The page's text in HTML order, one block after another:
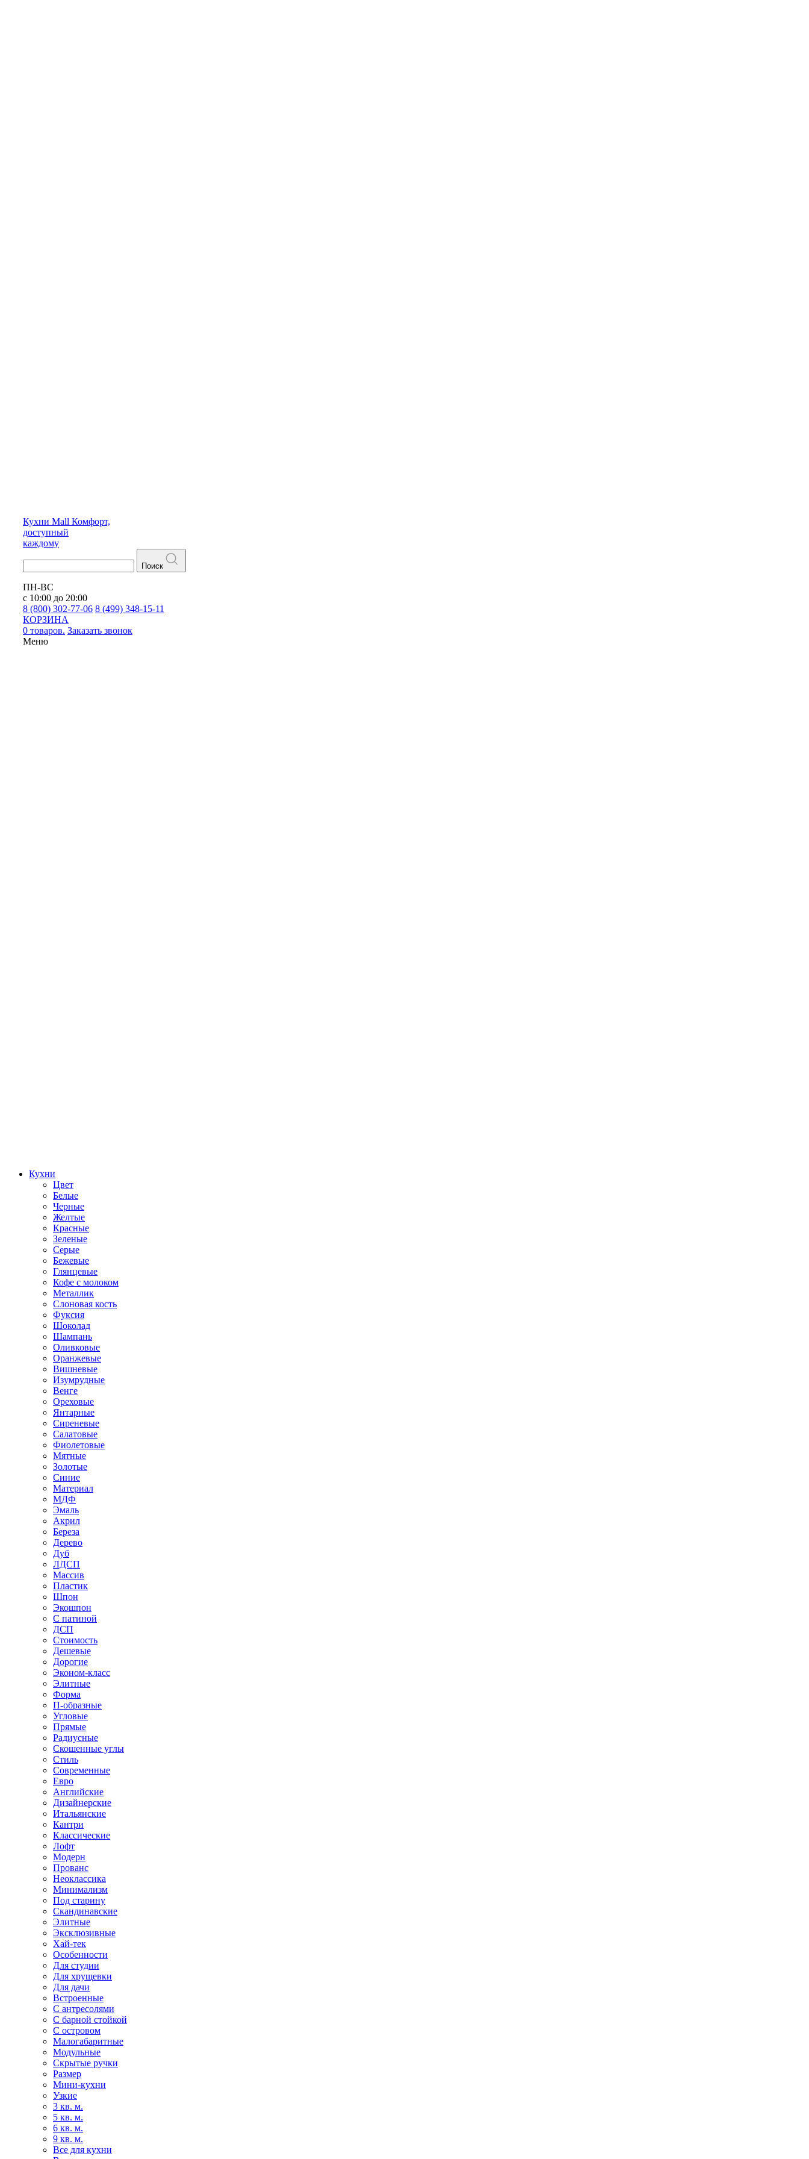
Кухни Mall Комфорт,
доступный
каждому
Поиск
ПН-ВС
с 10:00 до 20:00
8 (800) 302-77-06 8 (499) 348-15-11
КОРЗИНА
0 товаров. Заказать звонок
Меню
Кухни
Цвет
Белые
Черные
Желтые
Красные
Зеленые
Серые
Бежевые
Глянцевые
Кофе с молоком
Металлик
Слоновая кость
Фуксия
Шоколад
Шампань
Оливковые
Оранжевые
Вишневые
Изумрудные
Венге
Ореховые
Янтарные
Сиреневые
Салатовые
Фиолетовые
Мятные
Золотые
Синие
Материал
МДФ
Эмаль
Акрил
Береза
Дерево
Дуб
ЛДСП
Массив
Пластик
Шпон
Экошпон
С патиной
ДСП
Стоимость
Дешевые
Дорогие
Эконом-класс
Элитные
Форма
П-образные
Угловые
Прямые
Радиусные
Скошенные углы
Стиль
Современные
Евро
Английские
Дизайнерские
Итальянские
Кантри
Классические
Лофт
Модерн
Прованс
Неоклассика
Минимализм
Под старину
Скандинавские
Элитные
Эксклюзивные
Хай-тек
Особенности
Для студии
Для хрущевки
Для дачи
Встроенные
С антресолями
С барной стойкой
С островом
Малогабаритные
Модульные
Скрытые ручки
Размер
Мини-кухни
Узкие
3 кв. м.
5 кв. м.
6 кв. м.
9 кв. м.
Все для кухни